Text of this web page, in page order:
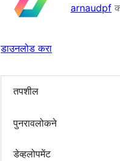
arnaudpf
डाउनलोड करा
तपशील
पुनरावलोकने
डेव्हलोपमेंट